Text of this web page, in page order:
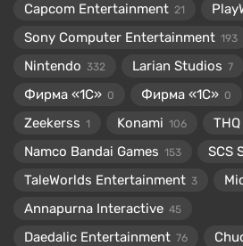
Capcom Entertainment 21
Sony Computer Entertainment 193
Nintendo 332 Larian Studios 7
Фирма «1С» 0 Фирма «1С» 0
Zeekerss 1 Konami 106
Namco Bandai Games 153 SCS
TaleWorlds Entertainment 3
Annapurna Interactive 45
Daedalic Entertainment 76